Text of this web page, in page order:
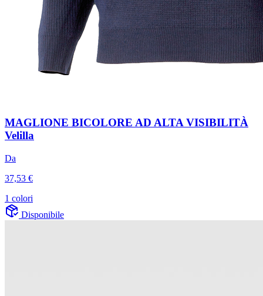
MAGLIONE BICOLORE AD ALTA VISIBILITÀ
Velilla
Da
37,53 €
1 colori
Disponibile